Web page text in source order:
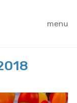
menu